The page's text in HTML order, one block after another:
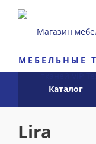
МЕБЕЛЬНЫЕ
Каталог
Lira